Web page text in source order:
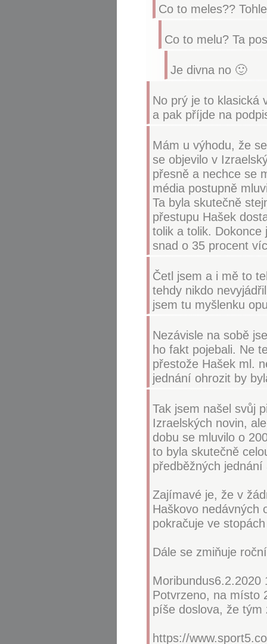
Co to meles??
Co to melu? Ta
Je divna no 🙂
No prý je to klasická
a pak příjde na
Mám u výhodu, že
se objevilo v
přesně a nechce se
média postupně
Ta byla skutečně
přestupu Hašek
tolik a tolik.
snad o 35 procent
Četl jsem a i mě to
tehdy nikdo
jsem tu myšlenku
Nezávisle na sobě
ho fakt pojebali. Ne
přestože Hašek ml.
jednání ohrozit by
Tak jsem našel svůj
Izraelských novin,
dobu se mluvilo o
to byla skutečně
předběžných
Zajímavé je, že v
Haškovo nedávných
pokračuje ve
Dále se zmiňuje
Moribundus6.2.2020
Potvrzeno, na místo
píše doslova, že tým
https://